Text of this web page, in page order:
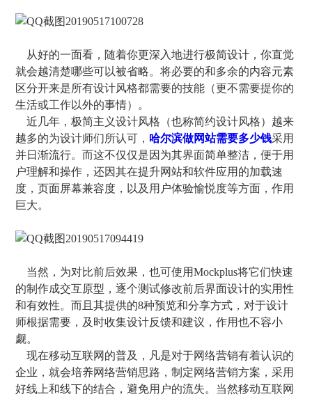
从好的一面看，随着你更深入地进行极简设计，你直觉
就会越清楚哪些可以被省略。将必要的和多余的内容元素
区分开来是所有设计风格都需要的技能（更不需要提你的
生活或工作以外的事情）。
近几年，极简主义设计风格（也称简约设计风格）越来
越多的为设计师们所认可， 哈尔滨做网站需要多少钱采用
并日渐流行。而这不仅仅是因为其界面简单整洁，便于用
户理解和操作，还因其在提升网站和软件应用的加载速
度，页面屏幕兼容度，以及用户体验愉悦度等方面，作用
巨大。
当然，为对比前后效果，也可使用Mockplus将它们快速
的制作成交互原型，逐个测试修改前后界面设计的实用性
和有效性。而且其提供的8种预览和分享方式，对于设计
师根据需要，及时收集设计反馈和建议，作用也不容小
觑。
现在移动互联网的普及，凡是对于网络营销有着认识的
企业，就会培养网络营销思路，制定网络营销方案，采用
好线上和线下的结合，避免用户的流失。当然移动互联网